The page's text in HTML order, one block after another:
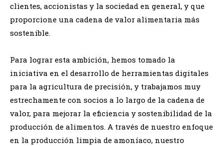
clientes, accionistas y la sociedad en general, y que
proporcione una cadena de valor alimentaria más
sostenible.
Para lograr esta ambición, hemos tomado la
iniciativa en el desarrollo de herramientas digitales
para la agricultura de precisión, y trabajamos muy
estrechamente con socios a lo largo de la cadena de
valor, para mejorar la eficiencia y sostenibilidad de la
producción de alimentos. A través de nuestro enfoque
en la producción limpia de amoníaco, nuestro